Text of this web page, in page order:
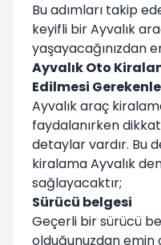
Bu adımları takip
keyifli bir Ayvalık
yaşayacağınızdan
Ayvalık Oto
Edilmesi
Ayvalık araç
faydalanırken
detaylar vardır. Bu
kiralama Ayvalık
sağlayacaktır;
Sürücü belgesi
Geçerli bir sürücü
olduğunuzdan emin